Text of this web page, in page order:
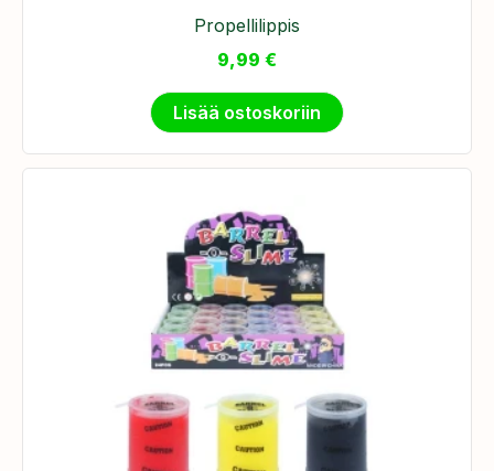
Propellilippis
9,99 €
Lisää ostoskoriin